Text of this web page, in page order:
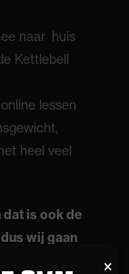
naar huis
Kettlebell
lessen
heel veel
is ook de
wij gaan